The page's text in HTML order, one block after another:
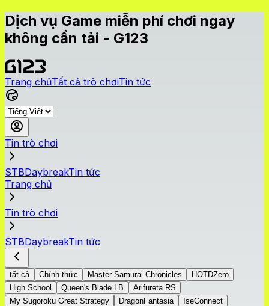
Dịch vụ Game miễn phí chơi ngay
không cần tải - G123
Trang chủTất cả trò chơiTin tức
Tin trò chơi
STBDaybreakTin tức
Trang chủ
Tin trò chơi
STBDaybreakTin tức
tất cả Chính thức Master Samurai Chronicles
HOTDZero
High School
Queen's Blade LB
Arifureta RS
My Sugoroku Great Strategy
DragonFantasia
IseConnect